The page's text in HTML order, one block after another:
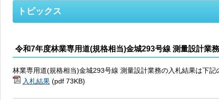
トピックス
令和7年度林業専用道(規格相当)金城293号線 測量設計業
林業専用道(規格相当)金城293号線 測量設計業務の入札結果は下記
入札結果 (pdf 73KB)